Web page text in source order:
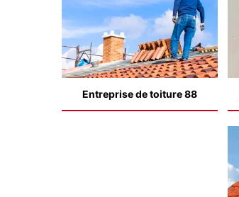
Entreprise de toiture 88